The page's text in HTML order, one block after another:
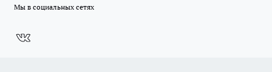
Мы в социальных сетях